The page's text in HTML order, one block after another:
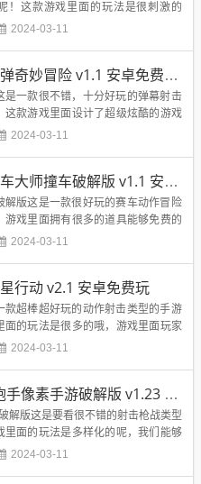
！这款游戏里面的玩法是很刺激的
验到很多科目三的新梗玩法呢，玩
戏关卡等你来尝试体验，耐心的享受
穷冒险哦，...
2024-03-11
【安卓】弹弹奇妙冒险 v1.1 安卓免费下载
是一款很不错，十分好玩的弹幕射击
这款游戏里面设计了超级炫酷的游戏
里面的玩法所拥有的关卡也是极多
刺激的哦，让你享受到最极致的游戏
领取其中...
2024-03-11
【安卓】赛车大师撞车破解版 v1.1 安卓免费下载
解版这是一款很好玩的赛车动作冒险
游戏里面拥有很多的道具能够免费的
使用哦，并且这里面的观看也是很
里面进行无限的冲刺哦，展开属于自
，超级的好...
2024-03-11
星行动 v2.1 安卓免费玩
款超棒超好玩的动作射击类型的手游
面的玩法是很多的哦，游戏里面玩家
一个时代呢，然后我们所处的星球
回更多的土地，让自己还有自己的军
下去哦，...
2024-03-11
【安卓】ž炮手像素手游破解版 v1.23 安卓福利版
解版这是要看很不错的射击枪战类型
里面的玩法是多样化的呢，我们能够
的武器装备去消灭各种强大的僵尸
2024-03-11